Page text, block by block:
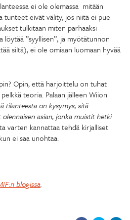
ei ole olemassa mitään
tunteet eivät välity, jos niitä ei pue
tulkitaan miten parhaaksi
löytää ”syyllisen”, ja myötätunnon
siltä), ei ole omiaan luomaan hyvää
Opin, että harjoittelu on tuhat
teoria. Palaan jälleen Wiion
tilanteesta on kysymys, sitä
asian, jonka muistit hetki
varten kannattaa tehdä kirjalliset
ei saa unohtaa.
blogissa.